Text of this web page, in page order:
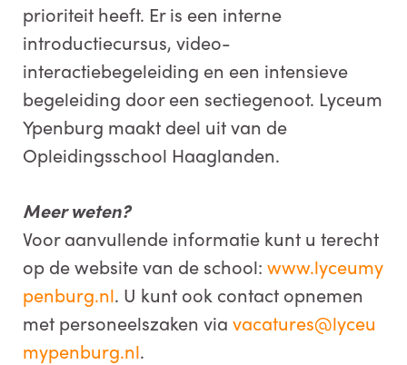
prioriteit heeft. Er is een interne
introductiecursus, video-
interactiebegeleiding en een intensieve
begeleiding door een sectiegenoot. Lyceum
Ypenburg maakt deel uit van de
Opleidingsschool Haaglanden.
Meer weten?
Voor aanvullende informatie kunt u terecht
op de website van de school: www.lyceumy
penburg.nl. U kunt ook contact opnemen
met personeelszaken via vacatures@lyceu
mypenburg.nl.